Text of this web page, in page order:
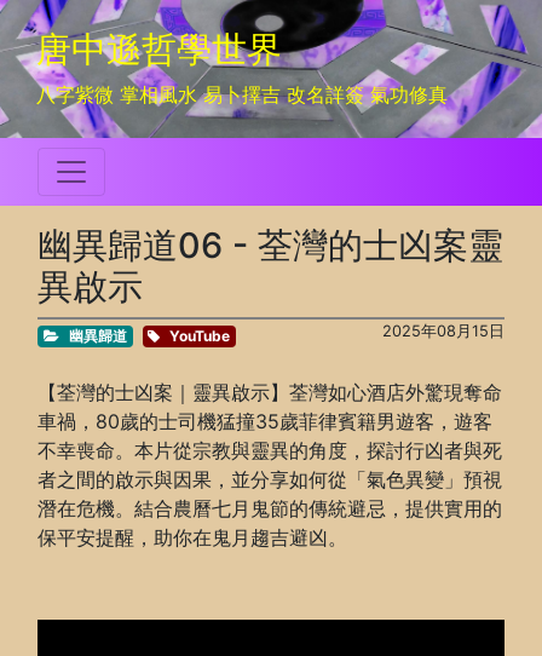
唐中遜哲學世界
八字紫微 掌相風水 易卜擇吉 改名詳簽 氣功修真
幽異歸道06 - 荃灣的士凶案靈
異啟示
幽異歸道 YouTube 2025年08月15日
【荃灣的士凶案｜靈異啟示】荃灣如心酒店外驚現奪命
車禍，80歲的士司機猛撞35歲菲律賓籍男遊客，遊客
不幸喪命。本片從宗教與靈異的角度，探討行凶者與死
者之間的啟示與因果，並分享如何從「氣色異變」預視
潛在危機。結合農曆七月鬼節的傳統避忌，提供實用的
保平安提醒，助你在鬼月趨吉避凶。